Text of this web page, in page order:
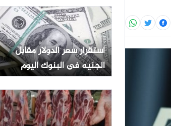
استقرار سعر الدولار مقابل
الجنيه فى البنوك اليوم
الخميس